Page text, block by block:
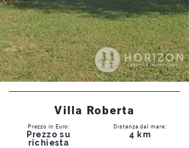
Villa Roberta
Prezzo in Euro:
Prezzo su
richiesta
Distanza dal mare:
4 km